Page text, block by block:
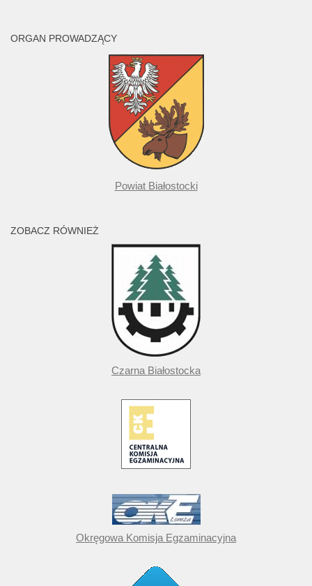
ORGAN PROWADZĄCY
Powiat Białostocki
ZOBACZ RÓWNIEŻ
Czarna Białostocka
Okręgowa Komisja Egzaminacyjna